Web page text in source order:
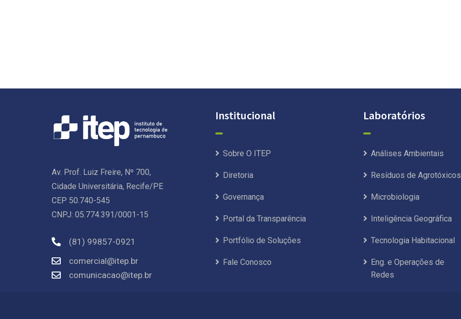
Av. Prof. Luiz Freire, Nº 700,
Cidade Universitária, Recife/PE
CEP 50.740-545
CNPJ: 05.774.391/0001-15
(81) 99857-0921
comercial@itep.br
comunicacao@itep.br
Institucional
Sobre O ITEP
Diretoria
Governança
Portal da Transparência
Portfólio de Soluções
Fale Conosco
Laboratórios
Análises Ambientais
Resíduos de Agrotóxicos
Microbiologia
Inteligência Geográfica
Tecnologia Habitacional
Eng. e Operações de
Redes